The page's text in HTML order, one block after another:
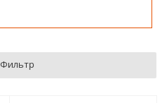
Фильтр